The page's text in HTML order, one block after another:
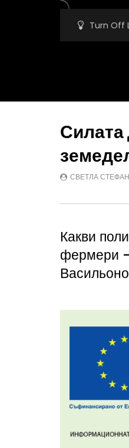
Turn Off
Александър
растенията
Силата
СВЕТЛА
Какви
фермери